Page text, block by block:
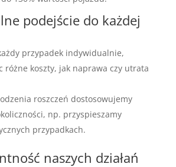
podejście do każdej
przypadek indywidualnie,
różne koszty, jak naprawa czy utrata
roszczeń dostosowujemy
np. przyspieszamy
przypadkach.
naszych działań